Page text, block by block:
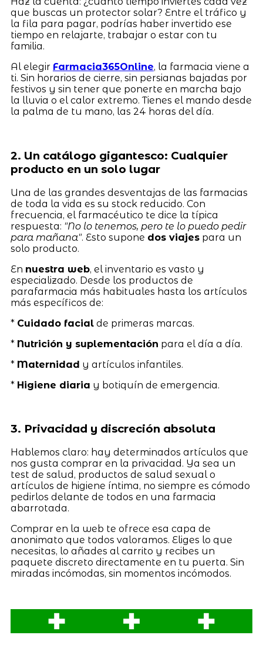
que buscas un protector solar? Entre el tráfico y
la fila para pagar, podrías haber invertido ese
tiempo en relajarte, trabajar o estar con tu
familia.
Al elegir Farmacia365Online, la farmacia viene a
ti. Sin horarios de cierre, sin persianas bajadas por
festivos y sin tener que ponerte en marcha bajo
la lluvia o el calor extremo. Tienes el mando desde
la palma de tu mano, las 24 horas del día.
2. Un catálogo gigantesco: Cualquier
producto en un solo lugar
Una de las grandes desventajas de las farmacias
de toda la vida es su stock reducido. Con
frecuencia, el farmacéutico te dice la típica
respuesta: "No lo tenemos, pero te lo puedo pedir
para mañana". Esto supone dos viajespara un
solo producto.
En nuestra web, el inventario es vasto y
especializado. Desde los productos de
parafarmacia más habituales hasta los artículos
más específicos de:
* Cuidado facialde primeras marcas.
* Nutrición y suplementación para el día a día.
* Maternidad y artículos infantiles.
* Higiene diaria y botiquín de emergencia.
3. Privacidad y discreción absoluta
Hablemos claro: hay determinados artículos que
nos gusta comprar en la privacidad. Ya sea un
test de salud, productos de salud sexual o
artículos de higiene íntima, no siempre es cómodo
pedirlos delante de todos en una farmacia
abarrotada.
Comprar en la web te ofrece esa capa de
anonimato que todos valoramos. Eliges lo que
necesitas, lo añades al carrito y recibes un
paquete discreto directamente en tu puerta. Sin
miradas incómodas, sin momentos incómodos.